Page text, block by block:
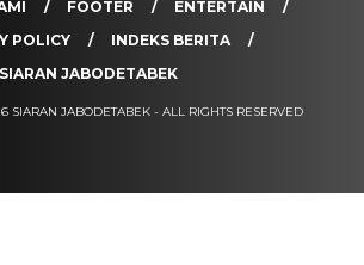
FOOTER
ENTERTAIN
POLICY
INDEKS BERITA
SIARAN JABODETABEK
SIARAN JABODETABEK - ALL RIGHTS RESERVED